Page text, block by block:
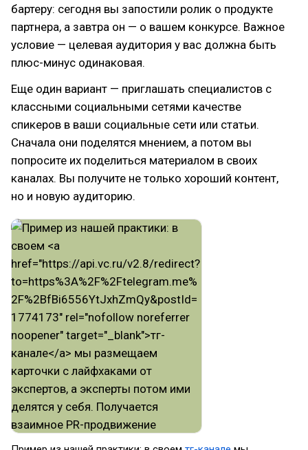
бартеру: сегодня вы запостили ролик о продукте
партнера, а завтра он — о вашем конкурсе. Важное
условие — целевая аудитория у вас должна быть
плюс-минус одинаковая.
Еще один вариант — приглашать специалистов с
классными социальными сетями качестве
спикеров в ваши социальные сети или статьи.
Сначала они поделятся мнением, а потом вы
попросите их поделиться материалом в своих
каналах. Вы получите не только хороший контент,
но и новую аудиторию.